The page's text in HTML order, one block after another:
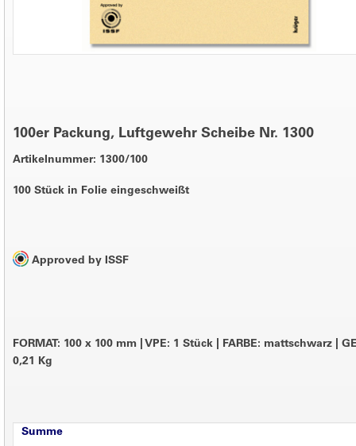
100er Packung, Luftgewehr Scheibe Nr. 1300
Artikelnummer: 1300/100
100 Stück in Folie eingeschweißt
Approved by ISSF
FORMAT: 100 x 100 mm VPE: 1 Stück FARBE: mattschwarz
0,21 Kg
Summe